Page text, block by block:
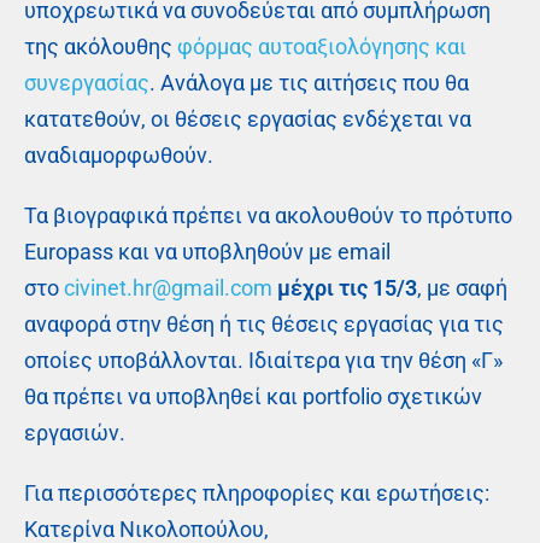
υποχρεωτικά να συνοδεύεται από συμπλήρωση
της ακόλουθης φόρμας αυτοαξιολόγησης και
συνεργασίας. Ανάλογα με τις αιτήσεις που θα
κατατεθούν, οι θέσεις εργασίας ενδέχεται να
αναδιαμορφωθούν.
Τα βιογραφικά πρέπει να ακολουθούν το πρότυπο
Europass και να υποβληθούν με email
στοcivinet.hr@gmail.com μέχρι τις 15/3, με σαφή
αναφορά στην θέση ή τις θέσεις εργασίας για τις
οποίες υποβάλλονται. Ιδιαίτερα για την θέση «Γ»
θα πρέπει να υποβληθεί και portfolio σχετικών
εργασιών.
Για περισσότερες πληροφορίες και ερωτήσεις:
Κατερίνα Νικολοπούλου,